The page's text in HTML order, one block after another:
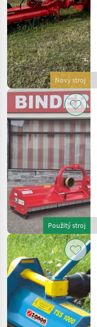
Nový stroj
Použitý stroj